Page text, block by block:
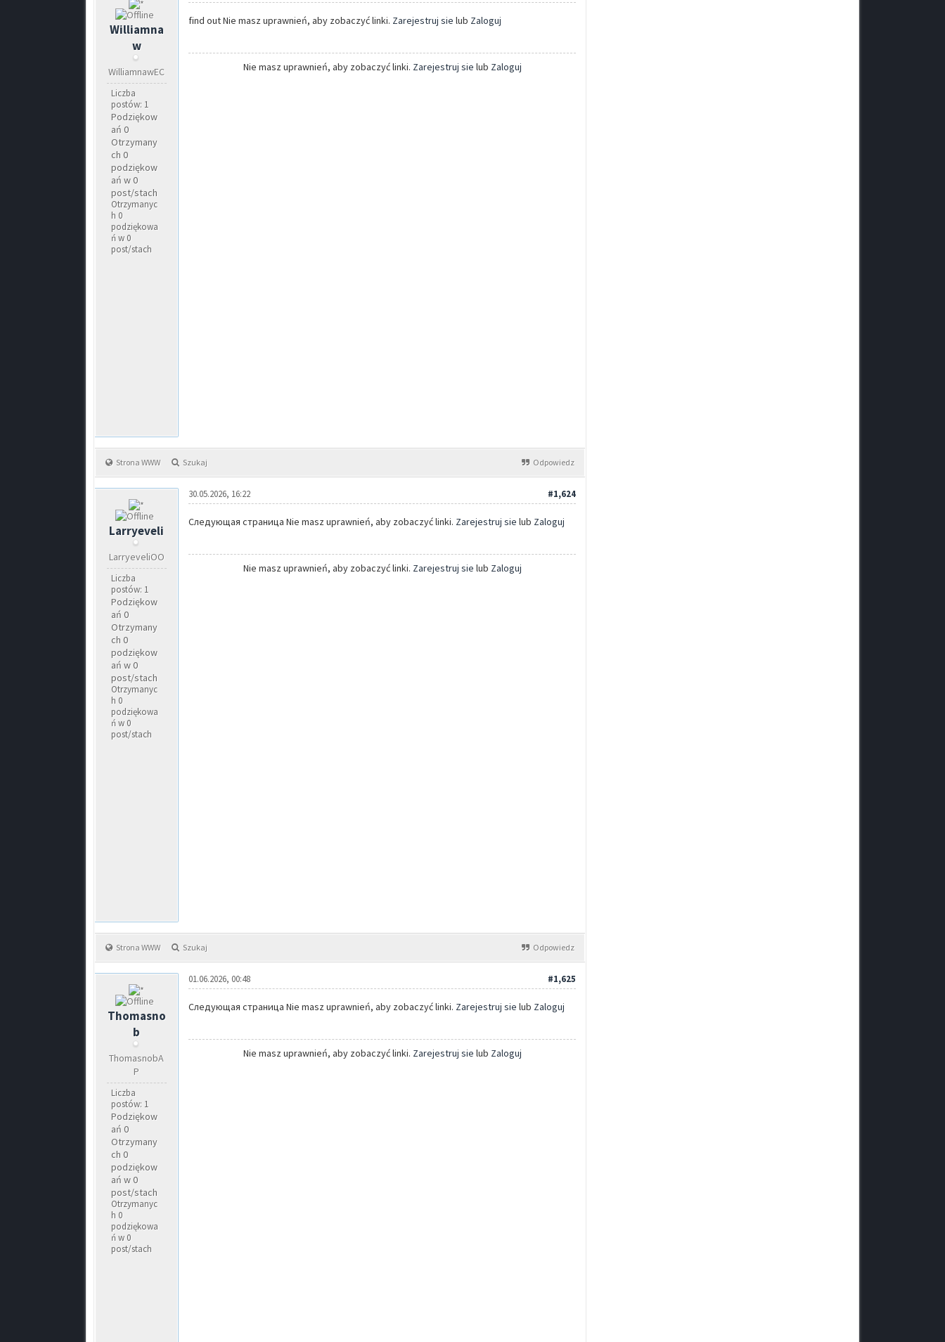
Williamna
w
WilliamnawEC
Liczba
postów: 1
Podziękow
ań 0
Otrzymany
ch 0
podziękow
ań w 0
post/stach
Otrzymanyc
h 0
podziękowa
ń w 0
post/stach
find out Nie masz uprawnień, aby zobaczyć linki. Zarejestruj sielub Zaloguj
Nie masz uprawnień, aby zobaczyć linki. Zarejestruj sie lub Zaloguj
Strona WWW Szukaj Odpowiedz
Larryeveli
LarryeveliOO
Liczba
postów: 1
Podziękow
ań 0
Otrzymany
ch 0
podziękow
ań w 0
post/stach
Otrzymanyc
h 0
podziękowa
ń w 0
post/stach
#1,624
30.05.2026, 16:22
Следующая страница Nie masz uprawnień, aby zobaczyć linki. Zarejestruj sielub Zaloguj
Nie masz uprawnień, aby zobaczyć linki. Zarejestruj sie lub Zaloguj
Strona WWW Szukaj Odpowiedz
Thomasno
b
ThomasnobA
P
Liczba
postów: 1
Podziękow
ań 0
Otrzymany
ch 0
podziękow
ań w 0
post/stach
Otrzymanyc
h 0
podziękowa
ń w 0
post/stach
#1,625
01.06.2026, 00:48
Следующая страница Nie masz uprawnień, aby zobaczyć linki. Zarejestruj sielub Zaloguj
Nie masz uprawnień, aby zobaczyć linki. Zarejestruj sie lub Zaloguj